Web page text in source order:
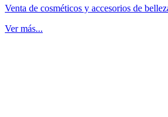
Venta de cosméticos y accesorios de
Ver más...